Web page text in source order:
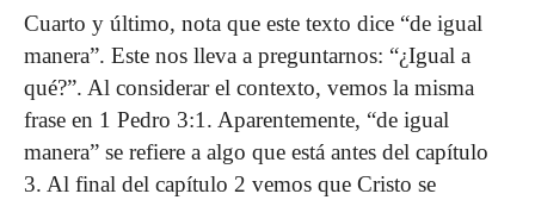
Cuarto y último, nota que este texto dice “de igual
manera”. Este nos lleva a preguntarnos: “¿Igual a
qué?”. Al considerar el contexto, vemos la misma
frase en 1 Pedro 3:1. Aparentemente, “de igual
manera” se refiere a algo que está antes del capítulo
3. Al final del capítulo 2 vemos que Cristo se